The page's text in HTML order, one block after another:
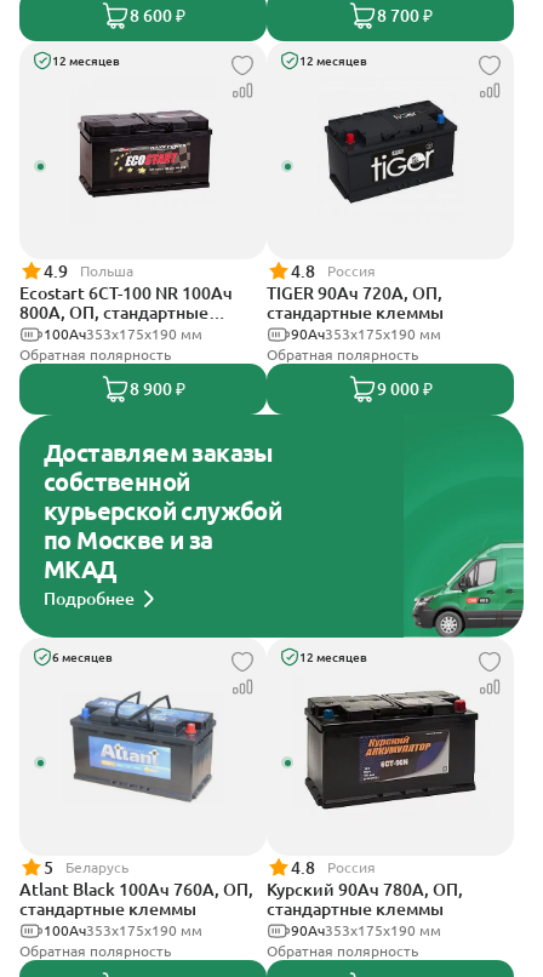
8 600 ₽ 8 700 ₽
12 месяцев
4.9 Польша
Ecostart 6CT-100 NR 100Ач
800А, ОП, стандартные
клеммы353x175x190 мм
100Ач
Обратная полярность
8 900 ₽
12 месяцев
4.8 Россия
TIGER 90Ач 720А, ОП,
стандартные клеммы
353х175х190 мм
90Ач
Обратная полярность
9 000 ₽
Доставляем заказы
собственной
курьерской службой
по Москве и за
МКАД
Подробнее
6 месяцев
5 Беларусь
Atlant Black 100Ач 760А, ОП,
стандартные клеммы
353х175х190 мм
100Ач
Обратная полярность
12 месяцев
4.8 Россия
Курский 90Ач 780А, ОП,
стандартные клеммы
353x175x190 мм
90Ач
Обратная полярность